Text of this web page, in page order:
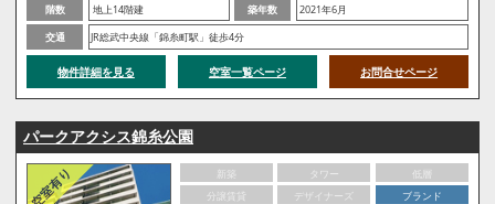
階数
地上14階建 築年数
2021年6月
交通
JR総武中央線「錦糸町駅」徒歩4分
物件詳細を見る 空室一覧ページ お問合せページ
パークアクシス錦糸公園
新築 タワー
低層
分譲賃貸
デザイナーズ
ブランド